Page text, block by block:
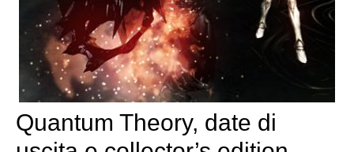
Quantum Theory, date di